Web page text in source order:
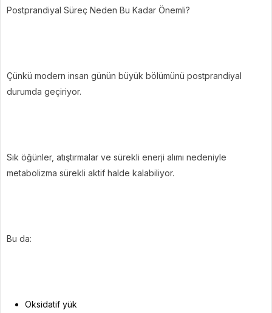
Postprandiyal Süreç Neden Bu Kadar Önemli?
Çünkü modern insan günün büyük bölümünü postprandiyal
durumda geçiriyor.
Sık öğünler, atıştırmalar ve sürekli enerji alımı nedeniyle
metabolizma sürekli aktif halde kalabiliyor.
Bu da:
Oksidatif yük